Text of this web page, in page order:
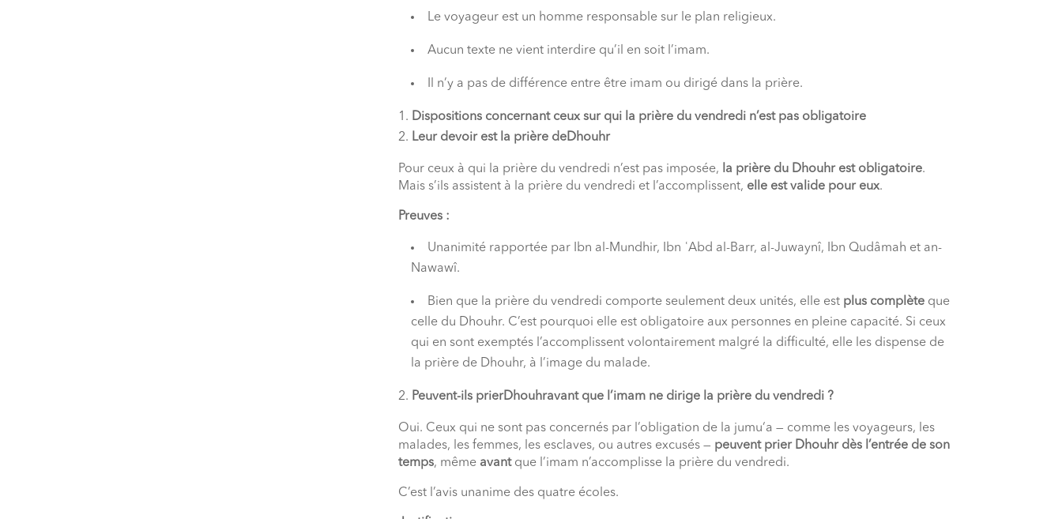
Le voyageur est un homme responsable sur le plan religieux.
Aucun texte ne vient interdire qu’il en soit l’imam.
Il n’y a pas de différence entre être imam ou dirigé dans la prière.
Dispositions concernant ceux sur qui la prière du vendredi n’est pas obligatoire
Leur devoir est la prière deDhouhr
Pour ceux à qui la prière du vendredi n’est pas imposée, la prière du Dhouhr est obligatoire.
Mais s’ils assistent à la prière du vendredi et l’accomplissent, elle est valide pour eux.
Preuves :
Unanimité rapportée par Ibn al-Mundhir, Ibn ʿAbd al-Barr, al-Juwaynî, Ibn Qudâmah et an-
Nawawî.
Bien que la prière du vendredi comporte seulement deux unités, elle est plus complèteque
celle du Dhouhr. C’est pourquoi elle est obligatoire aux personnes en pleine capacité. Si ceux
qui en sont exemptés l’accomplissent volontairement malgré la difficulté, elle les dispense de
la prière de Dhouhr, à l’image du malade.
Peuvent-ils prierDhouhravant que l’imam ne dirige la prière du vendredi ?
Oui. Ceux qui ne sont pas concernés par l’obligation de la jumu‘a — comme les voyageurs, les
malades, les femmes, les esclaves, ou autres excusés — peuvent prier Dhouhr dès l’entrée de son
temps, même avantque l’imam n’accomplisse la prière du vendredi.
C’est l’avis unanime des quatre écoles.